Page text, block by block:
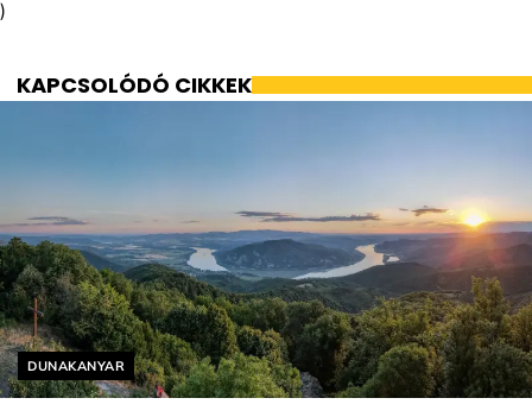
)
KAPCSOLÓDÓ CIKKEK
Helyszín címkék:
DUNAKANYAR